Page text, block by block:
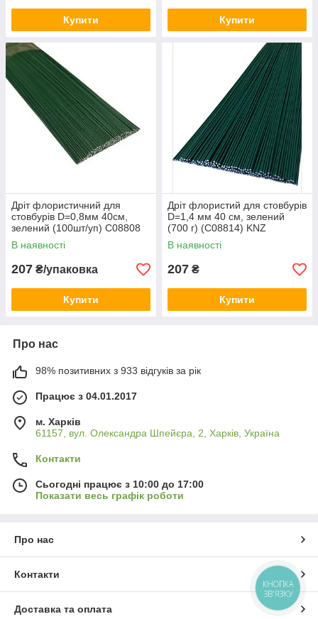
Купити Купити
Дріт флористичний для
стовбурів D=0,8мм 40см,
зелений (100шт/уп) C08808
KNZ
В наявності
207 ₴/упаковка
Купити
Дріт флористий для стовбурів
D=1,4 мм 40 см, зелений
(700 г) (C08814) KNZ
В наявності
207 ₴
Купити
Про нас
98% позитивних з 933 відгуків за рік
Працює з 04.01.2017
м. Харків
61157, вул. Олександра Шпейєра, 2, Харків, Україна
Контакти
Сьогодні працює з 10:00 до 17:00
Показати весь графік роботи
Про нас
Контакти
Доставка та оплата
КНОПКА
ЗВ'ЯЗКУ